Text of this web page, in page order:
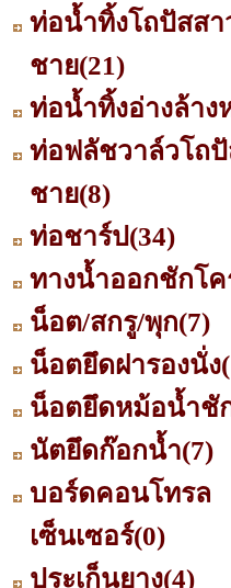
ท่อน้ำทิ้งโถปัสสา
ชาย(21)
ท่อน้ำทิ้งอ่างล้าง
ท่อฟลัชวาล์วโถปั
ชาย(8)
ท่อชาร์ป(34)
ทางน้ำออกชักโค
น็อต/สกรู/พุก(7)
น็อตยึดฝารองนั่ง
น็อตยึดหม้อน้ำชั
นัตยึดก๊อกน้ำ(7)
บอร์ดคอนโทรล
เซ็นเซอร์(0)
ประเก็นยาง(4)